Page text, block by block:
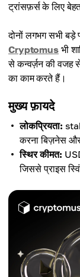
ट्रांसफ़र्स के लिए
दोनों लगभग सभी बड़े
Cryptomusभी
से कन्वर्ज़न की
का काम करते हैं।
मुख्य फ़ायदे
लोकप्रियता:
करना बिज़नेस और
स्थिर कीमत:
जिससे प्राइस